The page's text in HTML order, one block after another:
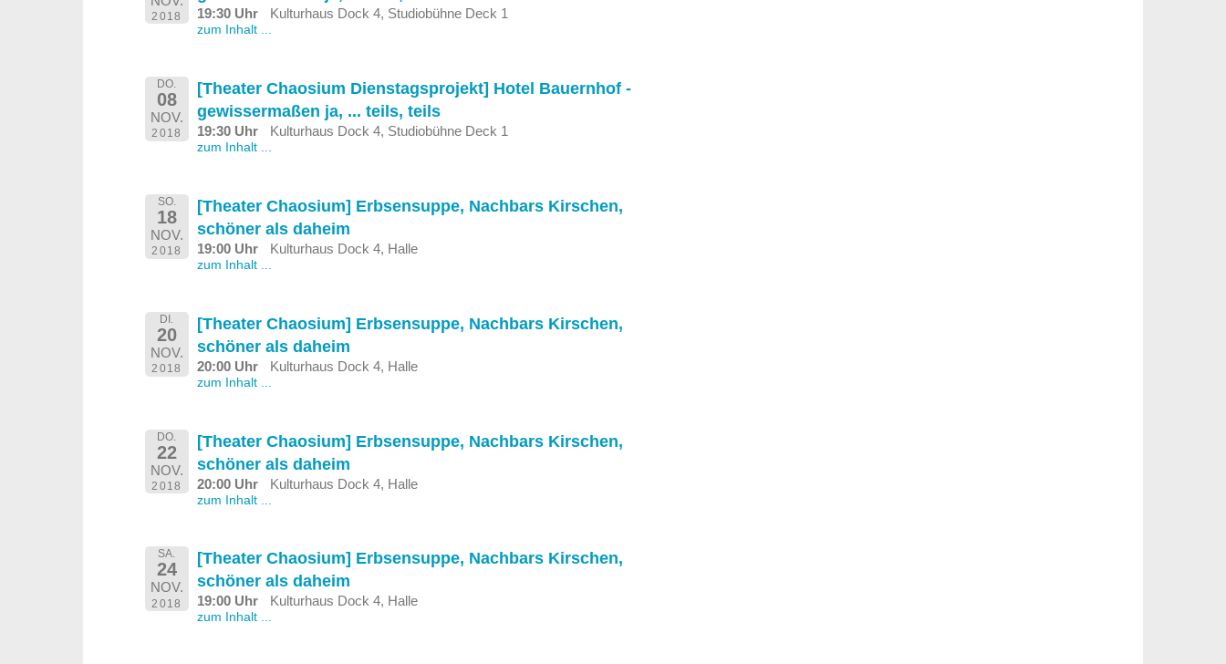
2018 19:30 Uhr Kulturhaus Dock 4, Studiobühne Deck 1
zum Inhalt ...
DO.
08
NOV.
2018
[Theater Chaosium Dienstagsprojekt] Hotel Bauernhof -
gewissermaßen ja, ... teils, teils
19:30 Uhr Kulturhaus Dock 4, Studiobühne Deck 1
zum Inhalt ...
SO.
18
NOV.
2018
[Theater Chaosium] Erbsensuppe, Nachbars Kirschen,
schöner als daheim
19:00 Uhr Kulturhaus Dock 4, Halle
zum Inhalt ...
DI.
20
NOV.
2018
[Theater Chaosium] Erbsensuppe, Nachbars Kirschen,
schöner als daheim
20:00 Uhr Kulturhaus Dock 4, Halle
zum Inhalt ...
DO.
22
NOV.
2018
[Theater Chaosium] Erbsensuppe, Nachbars Kirschen,
schöner als daheim
20:00 Uhr Kulturhaus Dock 4, Halle
zum Inhalt ...
SA.
24
NOV.
2018
[Theater Chaosium] Erbsensuppe, Nachbars Kirschen,
schöner als daheim
19:00 Uhr Kulturhaus Dock 4, Halle
zum Inhalt ...